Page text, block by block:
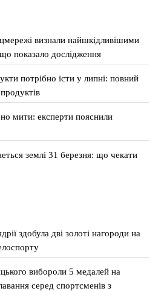
визнали найшкідливішими
що показало дослідження
потрібно їсти у липні: повний
мити: експерти пояснили
землі 31 березня: що чекати
здобула дві золоті нагороди на
вибороли 5 медалей на
серед спортсменів з